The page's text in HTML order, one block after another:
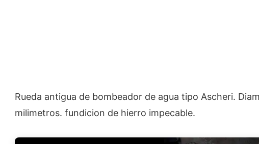
Rueda antigua de bombeador de agua tipo Ascheri.
milimetros. fundicion de hierro impecable.